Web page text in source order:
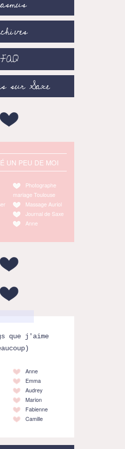
FAQ
sur Saxe
UN PEU DE MOI
Photographe
mariage Toulouse
Massage Auriol
Journal de Saxe
Anne
que j'aime
Anne
Emma
Audrey
Marion
Fabienne
Camille